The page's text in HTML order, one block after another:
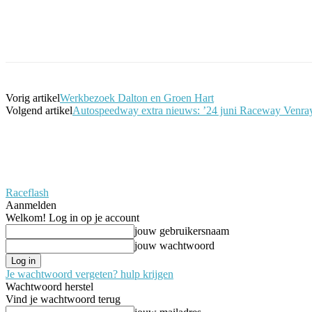
Vorig artikelWerkbezoek Dalton en Groen Hart
Volgend artikelAutospeedway extra nieuws: ’24 juni Raceway
Raceflash
Aanmelden
Welkom! Log in op je account
jouw gebruikersnaam
jouw wachtwoord
Je wachtwoord vergeten? hulp krijgen
Wachtwoord herstel
Vind je wachtwoord terug